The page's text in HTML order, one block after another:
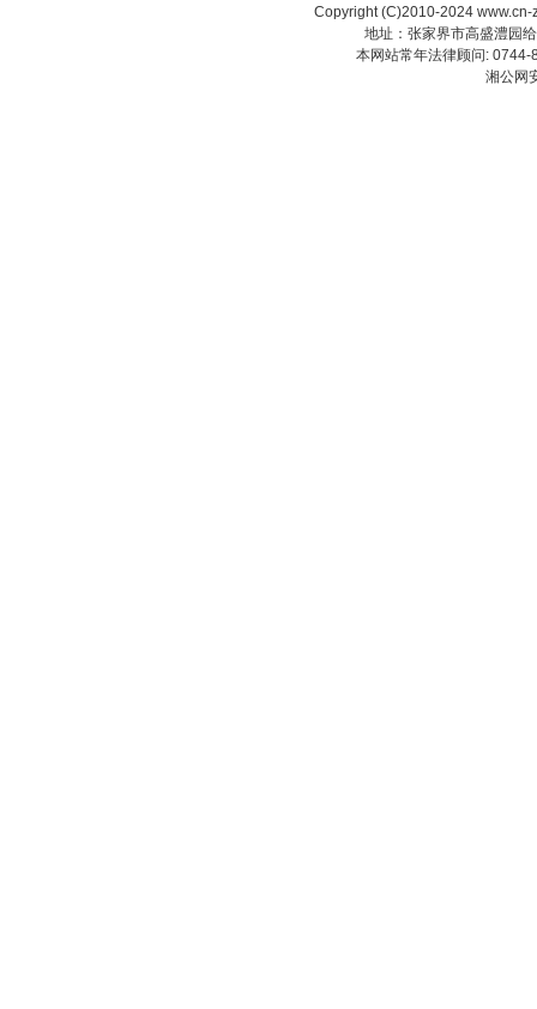
Copyright (C)2010-2024
地址：张家界市高盛澧园
本网站常年法律顾问:
湘公网